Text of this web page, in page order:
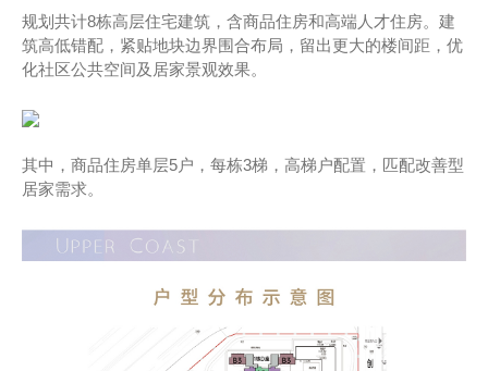
规划共计8栋高层住宅建筑，含商品住房和高端人才住房。建
筑高低错配，紧贴地块边界围合布局，留出更大的楼间距，优
化社区公共空间及居家景观效果。
其中，商品住房单层5户，每栋3梯，高梯户配置，匹配改善型
居家需求。